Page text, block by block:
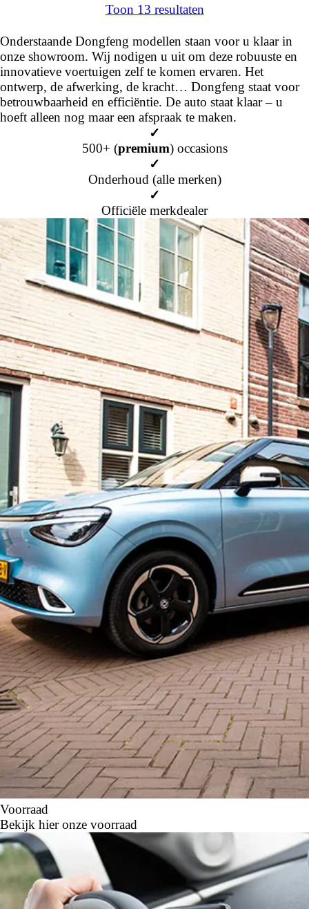
Toon 13 resultaten
Onderstaande Dongfeng modellen staan voor u klaar in
onze showroom. Wij nodigen u uit om deze robuuste en
innovatieve voertuigen zelf te komen ervaren. Het
ontwerp, de afwerking, de kracht… Dongfeng staat voor
betrouwbaarheid en efficiëntie. De auto staat klaar – u
hoeft alleen nog maar een afspraak te maken.
✓
500+ (premium) occasions
✓
Onderhoud (alle merken)
✓
Officiële merkdealer
Voorraad
Bekijk hier onze voorraad